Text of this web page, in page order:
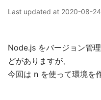
Last updated at 2020-08-24
Node.js をバージョン管
どがありますが、
今回は n を使って環境を